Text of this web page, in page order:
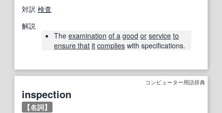
対訳 検査
解説
The examination of a good or service to
ensure that it complies with specifications.
コンピューター用語辞典
inspection
【名詞】